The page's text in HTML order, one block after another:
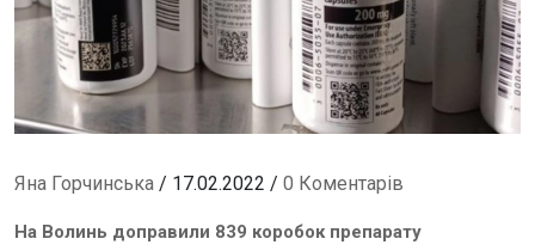
Яна Горчинська / 17.02.2022 / 0 Коментарів
На Волинь доправили 839 коробок препарату